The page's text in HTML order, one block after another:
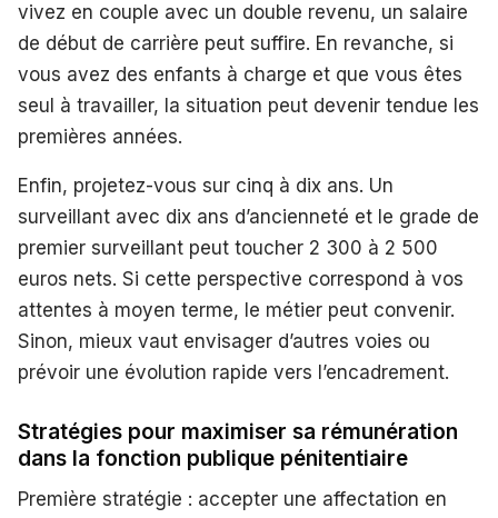
vivez en couple avec un double revenu, un salaire
de début de carrière peut suffire. En revanche, si
vous avez des enfants à charge et que vous êtes
seul à travailler, la situation peut devenir tendue les
premières années.
Enfin, projetez-vous sur cinq à dix ans. Un
surveillant avec dix ans d’ancienneté et le grade de
premier surveillant peut toucher 2 300 à 2 500
euros nets. Si cette perspective correspond à vos
attentes à moyen terme, le métier peut convenir.
Sinon, mieux vaut envisager d’autres voies ou
prévoir une évolution rapide vers l’encadrement.
Stratégies pour maximiser sa rémunération
dans la fonction publique pénitentiaire
Première stratégie : accepter une affectation en